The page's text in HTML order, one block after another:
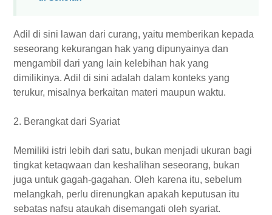
Adil di sini lawan dari curang, yaitu memberikan kepada
seseorang kekurangan hak yang dipunyainya dan
mengambil dari yang lain kelebihan hak yang
dimilikinya. Adil di sini adalah dalam konteks yang
terukur, misalnya berkaitan materi maupun waktu.
2. Berangkat dari Syariat
Memiliki istri lebih dari satu, bukan menjadi ukuran bagi
tingkat ketaqwaan dan keshalihan seseorang, bukan
juga untuk gagah-gagahan. Oleh karena itu, sebelum
melangkah, perlu direnungkan apakah keputusan itu
sebatas nafsu ataukah disemangati oleh syariat.